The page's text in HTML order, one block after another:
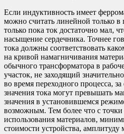
Если индуктивность имеет
можно считать линейной только
только пока ток достаточно мал,
насыщение сердечника. Точнее
тока должны соответствовать
на кривой намагничивания
обычного трансформатора в
участок, не заходящий
во время переходного процесса,
значения тока могут превышать
значения в установившемся
возможным. Тем более что с точки
использования материалов,
стоимости устройства,